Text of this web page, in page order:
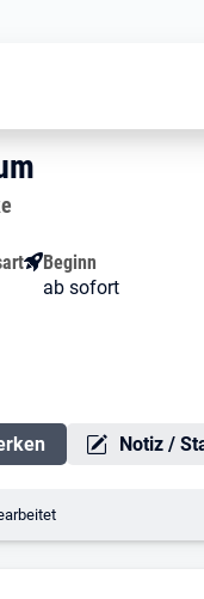
in im
Beginn
ab sofort
Notiz /